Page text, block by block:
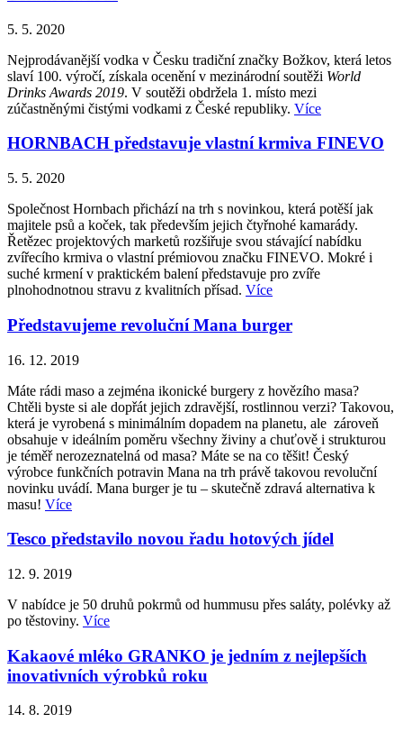
5. 5. 2020
Nejprodávanější vodka v Česku tradiční značky Božkov, která letos
slaví 100. výročí, získala ocenění v mezinárodní soutěži World
Drinks Awards 2019. V soutěži obdržela 1. místo mezi
zúčastněnými čistými vodkami z České republiky. Více
HORNBACH představuje vlastní krmiva FINEVO
5. 5. 2020
Společnost Hornbach přichází na trh s novinkou, která potěší jak
majitele psů a koček, tak především jejich čtyřnohé kamarády.
Řetězec projektových marketů rozšiřuje svou stávající nabídku
zvířecího krmiva o vlastní prémiovou značku FINEVO. Mokré i
suché krmení v praktickém balení představuje pro zvíře
plnohodnotnou stravu z kvalitních přísad. Více
Představujeme revoluční Mana burger
16. 12. 2019
Máte rádi maso a zejména ikonické burgery z hovězího masa?
Chtěli byste si ale dopřát jejich zdravější, rostlinnou verzi? Takovou,
která je vyrobená s minimálním dopadem na planetu, ale zároveň
obsahuje v ideálním poměru všechny živiny a chuťově i strukturou
je téměř nerozeznatelná od masa? Máte se na co těšit! Český
výrobce funkčních potravin Mana na trh právě takovou revoluční
novinku uvádí. Mana burger je tu – skutečně zdravá alternativa k
masu! Více
Tesco představilo novou řadu hotových jídel
12. 9. 2019
V nabídce je 50 druhů pokrmů od hummusu přes saláty, polévky až
po těstoviny. Více
Kakaové mléko GRANKO je jedním z nejlepších
inovativních výrobků roku
14. 8. 2019